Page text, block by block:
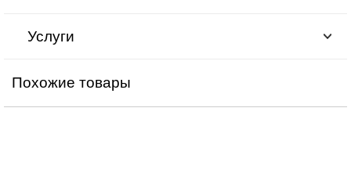
Услуги
Похожие товары